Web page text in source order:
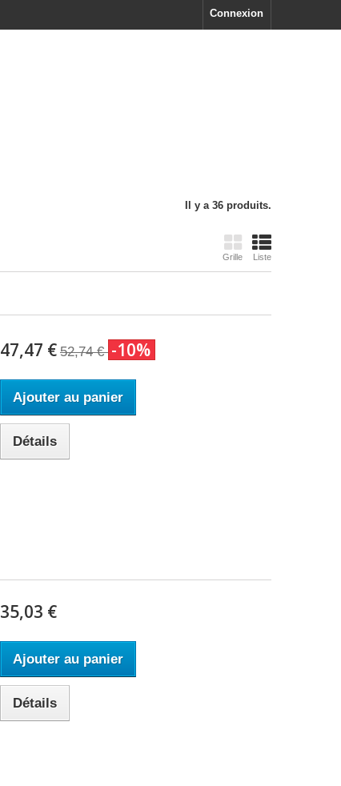
Connexion
Il y a 36 produits.
Grille Liste
47,47 € 52,74 € -10%
Ajouter au panier
Détails
35,03 €
Ajouter au panier
Détails